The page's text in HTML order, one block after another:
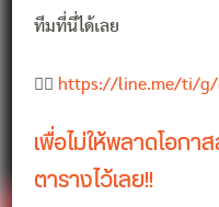
ทีมที่นี่ได้เลย
👉🏻 https://line.me/ti/g/
เพื่อไม่ให้พลาดโอก
ตารางไว้เลย!!